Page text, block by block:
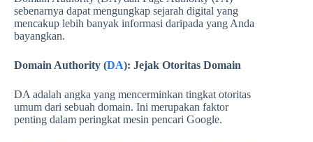
sebenarnya dapat mengungkap sejarah digital yang
mencakup lebih banyak informasi daripada yang Anda
bayangkan.
Domain Authority (DA): Jejak Otoritas Domain
DA adalah angka yang mencerminkan tingkat otoritas
umum dari sebuah domain. Ini merupakan faktor
penting dalam peringkat mesin pencari Google.